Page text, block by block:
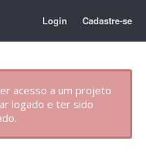
Login Cadastre-se
acesso a um projeto
logado e ter sido